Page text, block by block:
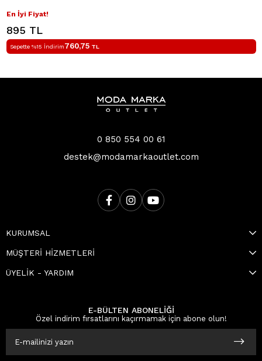
En İyi Fiyat!
895 TL
Sepette %15 İndirim760,75 TL
0 850 554 00 61
destek@modamarkaoutlet.com
KURUMSAL
MÜŞTERİ HİZMETLERİ
ÜYELİK - YARDIM
E-BÜLTEN ABONELİĞİ
Özel indirim fırsatlarını kaçırmamak için abone olun!